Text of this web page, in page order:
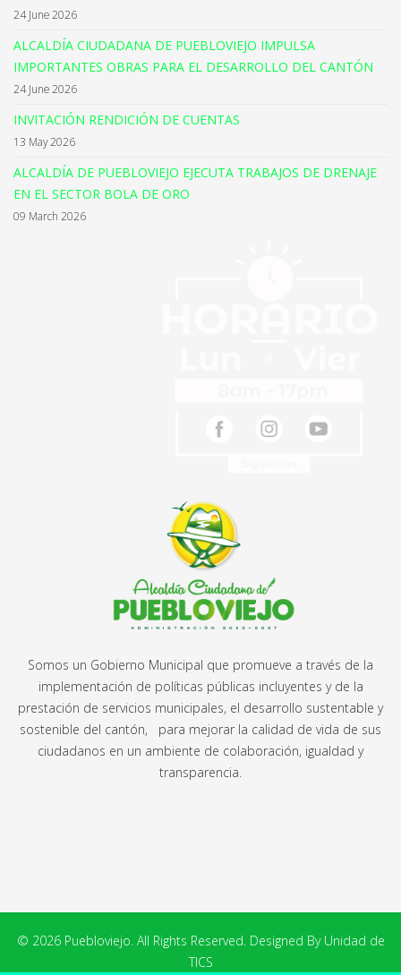
24 June 2026
ALCALDÍA CIUDADANA DE PUEBLOVIEJO IMPULSA
IMPORTANTES OBRAS PARA EL DESARROLLO DEL CANTÓN
24 June 2026
INVITACIÓN RENDICIÓN DE CUENTAS
13 May 2026
ALCALDÍA DE PUEBLOVIEJO EJECUTA TRABAJOS DE DRENAJE
EN EL SECTOR BOLA DE ORO
09 March 2026
Somos un Gobierno Municipal que promueve a través de la
implementación de políticas públicas incluyentes y de la
prestación de servicios municipales, el desarrollo sustentable y
sostenible del cantón, para mejorar la calidad de vida de sus
ciudadanos en un ambiente de colaboración, igualdad y
transparencia.
© 2026 Puebloviejo. All Rights Reserved. Designed By Unidad de
TICS